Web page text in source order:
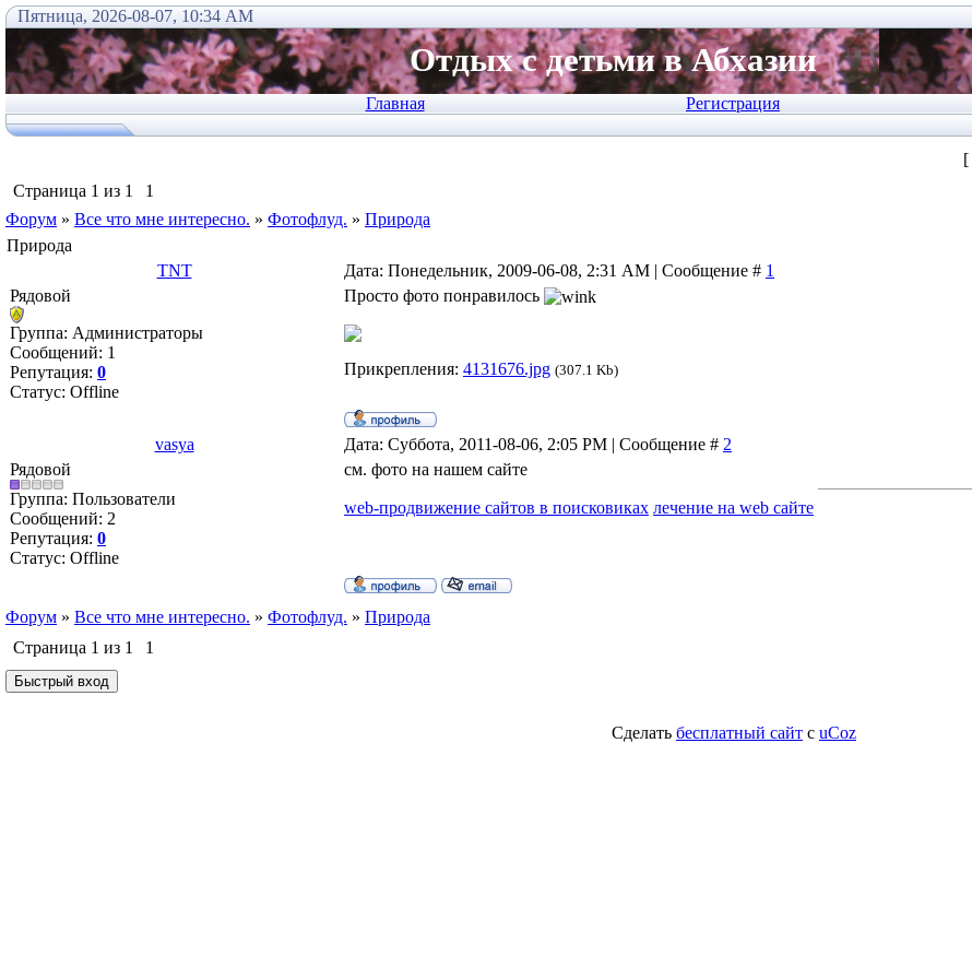
Пятница, 2026-08-07, 10:34 AM
Отдых с детьми в Абхазии
Главная Регистрация
[
Страница 1 из 1
1
Форум » Все что мне интересно. » Фотофлуд. » Природа
Природа
TNT
Дата: Понедельник, 2009-06-08, 2:31 AM | Сообщение # 1
Рядовой
Группа: Администраторы
Сообщений: 1
Репутация: 0
Статус: Offline
Просто фото понравилось
Прикрепления: 4131676.jpg (307.1 Kb)
vasya Дата: Суббота, 2011-08-06, 2:05 PM | Сообщение # 2
Рядовой
Группа: Пользователи
Сообщений: 2
Репутация: 0
Статус: Offline
см. фото на нашем сайте
web-продвижение сайтов в поисковиках лечение на web сайте
Форум » Все что мне интересно. » Фотофлуд. » Природа
Страница 1 из 1
1
Сделать бесплатный сайт с uCoz